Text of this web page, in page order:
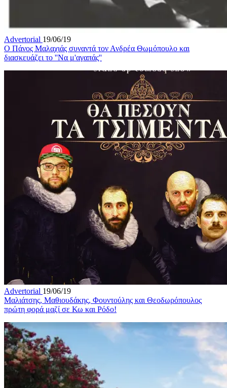
Advertorial 19/06/19
Ο Πάνος Μαλαχιάς συναντά τον Ανδρέα Θωμόπουλο και
διασκευάζει το ''Να μ'αγαπάς''
Advertorial 19/06/19
Μαλιάτσης, Μαθιουδάκης, Φουντούλης και Θεοδωρόπουλος
πρώτη φορά μαζί σε Κω και Ρόδο!